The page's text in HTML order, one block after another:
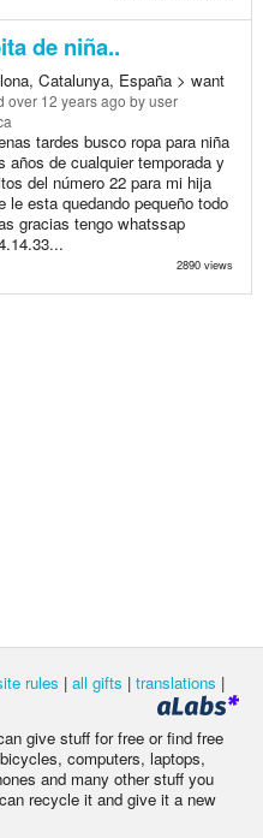
de niña..
Catalunya, España > want
over 12 years ago by user
tardes busco ropa para niña
años de cualquier temporada y
del número 22 para mi hija
le esta quedando pequeño todo
gracias tengo whatssap
2890 views
rules | all gifts | translations |
give stuff for free or find free
computers, laptops,
and many other stuff you
recycle it and give it a new